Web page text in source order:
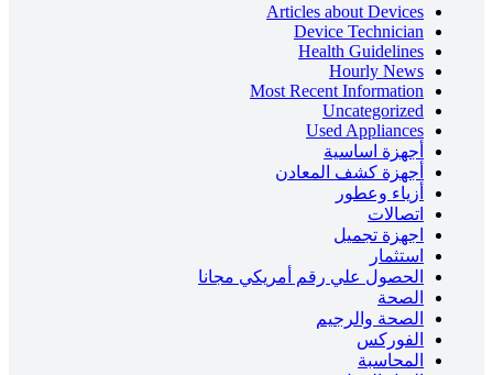
Articles about Devices
Device Technician
Health Guidelines
Hourly News
Most Recent Information
Uncategorized
Used Appliances
أجهزة اساسية
أجهزة كشف المعادن
أزياء وعطور
اتصالات
اجهزة تجميل
استثمار
الحصول علي رقم أمريكي مجانا
الصحة
الصحة والرجيم
الفوركس
المحاسبة